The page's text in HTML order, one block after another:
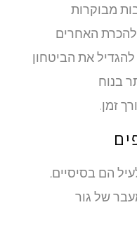
מבוקרות
האחרים
את הביטחון
זמן.
הם בסיסיים,
של גור